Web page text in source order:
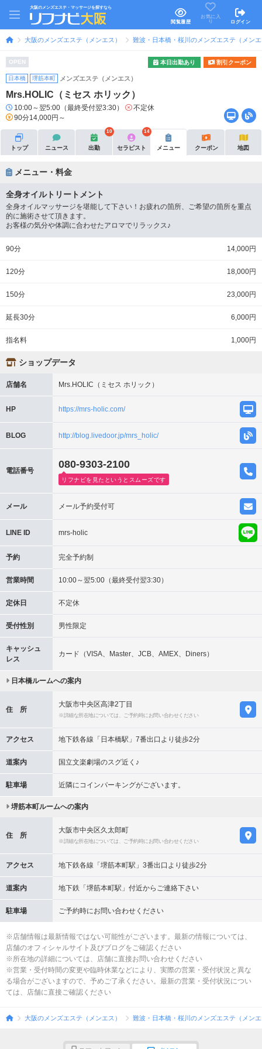
大阪のメンズエステ・マッサージを探すなら
閲覧履歴
お気に入
り
ログイン
大阪のメンズエステ（メンエス） 難波・日本橋・桜川のメンズエステ（メン
OPEN 本日出勤あり 割引クーポン
日本橋 堺筋本町 メンズエステ（メンエス）
Mrs.HOLIC（ミセス ホリック）
10:00～翌5:00（最終受付翌3:30）
不定休
90分14,000円～
トップ ニュース 出勤
10
セラピスト
14
メニュー クーポン 地図
メニュー・料金
全身オイルトリートメント
全身オイルマッサージを堪能して下さい！お疲れの箇所、ご希望の箇所を重点
的に施術させて頂きます。
お客様の気分や体調に合わせたアロマでリラックス♪
90分 14,000円
120分 18,000円
150分 23,000円
延長30分 6,000円
指名料 1,000円
ショップデータ
店舗名 Mrs.HOLIC（ミセス ホリック）
HP https://mrs-holic.com/
BLOG http://blog.livedoor.jp/mrs_holic/
電話番号
080-9303-2100
リフナビを見たというとスムーズです
メール メール予約受付可
LINE ID mrs-holic
予約 完全予約制
営業時間 10:00～翌5:00（最終受付翌3:30）
定休日 不定休
受付性別 男性限定
キャッシュ
レス
カード（VISA、Master、JCB、AMEX、Diners）
日本橋ルームへの案内
住 所
大阪市中央区高津2丁目
※詳細な所在地については、ご予約時にお問い合わせください
アクセス 地下鉄各線「日本橋駅」7番出口より徒歩2分
道案内 国立文楽劇場のスグ近く♪
駐車場 近隣にコインパーキングがございます。
堺筋本町ルームへの案内
住 所
大阪市中央区久太郎町
※詳細な所在地については、ご予約時にお問い合わせください
アクセス 地下鉄各線「堺筋本町駅」3番出口より徒歩2分
道案内 地下鉄「堺筋本町駅」付近からご連絡下さい
駐車場 ご予約時にお問い合わせください
※店舗情報は最新情報ではない可能性がございます。最新の情報については、
店舗のオフィシャルサイト及びブログをご確認ください
※所在地の詳細については、店舗に直接お問い合わせください
※営業・受付時間の変更や臨時休業などにより、実際の営業・受付状況と異な
る場合がございますので、予めご了承ください。最新の営業・受付状況につい
ては、店舗に直接ご確認ください
大阪のメンズエステ（メンエス） 難波・日本橋・桜川のメンズエステ（メン